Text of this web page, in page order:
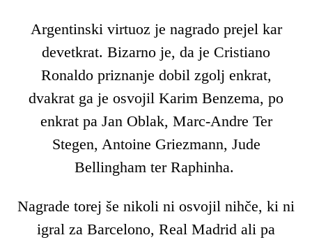
Argentinski virtuoz je nagrado prejel kar
devetkrat. Bizarno je, da je Cristiano
Ronaldo priznanje dobil zgolj enkrat,
dvakrat ga je osvojil Karim Benzema, po
enkrat pa Jan Oblak, Marc-Andre Ter
Stegen, Antoine Griezmann, Jude
Bellingham ter Raphinha.
Nagrade torej še nikoli ni osvojil nihče, ki ni
igral za Barcelono, Real Madrid ali pa